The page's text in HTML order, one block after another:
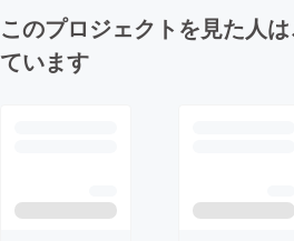
このプロジェクトを見た人
ています